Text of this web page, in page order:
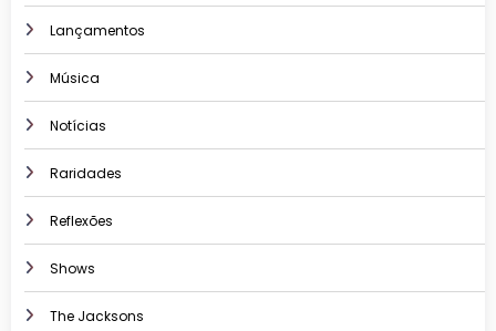
Lançamentos
Música
Notícias
Raridades
Reflexões
Shows
The Jacksons